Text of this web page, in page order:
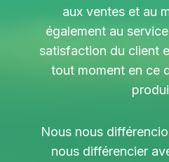
aux ventes et au
également au
satisfaction du client
tout moment en ce
Nous nous
nous différencier